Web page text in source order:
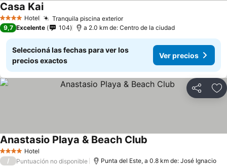
4 EstrellasHotel Tranquila piscina exterior
Casa Kai
9,7 Excelente 104 a 2.0 km de: Centro de la ciudad
Seleccioná las fechas para ver los
precios exactos
Ver precios
Compartir
4 EstrellasHotel
Anastasio Playa & Beach Club
/ Puntuación no disponible Punta del Este, a 0.8 km de: José Ignacio